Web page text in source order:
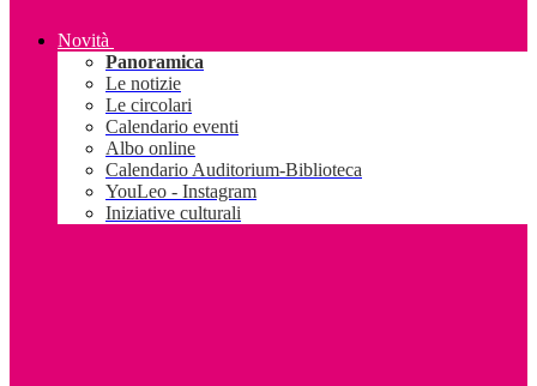
Novità
Panoramica
Le notizie
Le circolari
Calendario eventi
Albo online
Calendario Auditorium-Biblioteca
YouLeo - Instagram
Iniziative culturali